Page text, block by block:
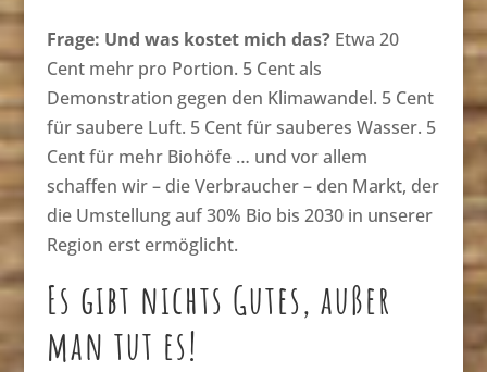
Frage: Und was kostet mich das?Etwa 20
Cent mehr pro Portion. 5 Cent als
Demonstration gegen den Klimawandel. 5 Cent
für saubere Luft. 5 Cent für sauberes Wasser. 5
Cent für mehr Biohöfe … und vor allem
schaffen wir – die Verbraucher – den Markt, der
die Umstellung auf 30% Bio bis 2030 in unserer
Region erst ermöglicht.
Es gibt nichts Gutes, außer
man tut es!